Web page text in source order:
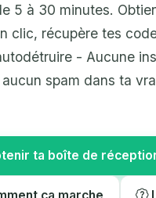
5 à 30 minutes.
clic, récupère tes
- Aucune
spam dans ta
ta boîte de